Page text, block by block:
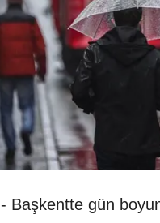
- Başkentte gün